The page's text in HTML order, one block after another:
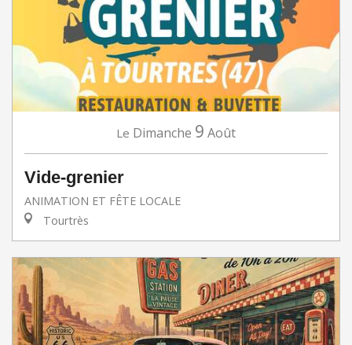
Le Dimanche 9 Août
Vide-grenier
ANIMATION ET FÊTE LOCALE
Tourtrès